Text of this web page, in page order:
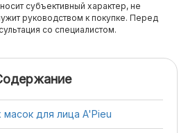
субъективный характер, не
руководством к покупке. Перед
со специалистом.
масок для лица A'Pieu